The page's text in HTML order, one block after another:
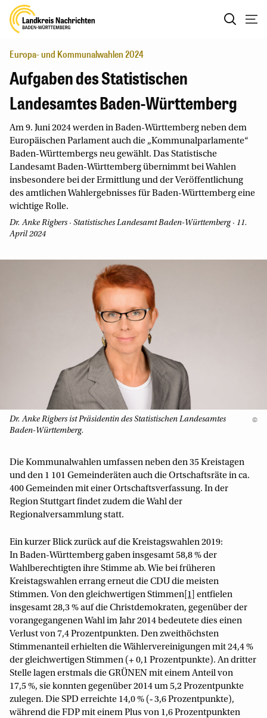
Europa- und Kommunalwahlen 2024
Aufgaben des Statistischen
Landesamtes Baden-Württemberg
Am 9. Juni 2024 werden in Baden-Württemberg neben dem
Europäischen Parlament auch die „Kommunalparlamente“
Baden-Württembergs neu gewählt. Das Statistische
Landesamt Baden-Württemberg übernimmt bei Wahlen
insbesondere bei der Ermittlung und der Veröffentlichung
des amtlichen Wahlergebnisses für Baden-Württemberg eine
wichtige Rolle.
Dr. Anke Rigbers · Statistisches Landesamt Baden-Württemberg · 11.
April 2024
Dr. Anke Rigbers ist Präsidentin des Statistischen Landesamtes
Baden-Württemberg.
©
Die Kommunalwahlen umfassen neben den 35 Kreistagen
und den 1 101 Gemeinderäten auch die Ortschaftsräte in ca.
400 Gemeinden mit einer Ortschaftsverfassung. In der
Region Stuttgart findet zudem die Wahl der
Regionalversammlung statt.
Ein kurzer Blick zurück auf die Kreistagswahlen 2019:
In Baden-Württemberg gaben insgesamt 58,8 % der
Wahlberechtigten ihre Stimme ab. Wie bei früheren
Kreistagswahlen errang erneut die CDU die meisten
Stimmen. Von den gleichwertigen Stimmen [1] entfielen
insgesamt 28,3 % auf die Christdemokraten, gegenüber der
vorangegangenen Wahl im Jahr 2014 bedeutete dies einen
Verlust von 7,4 Prozentpunkten. Den zweithöchsten
Stimmenanteil erhielten die Wählervereinigungen mit 24,4 %
der gleichwertigen Stimmen (+ 0,1 Prozentpunkte). An dritter
Stelle lagen erstmals die GRÜNEN mit einem Anteil von
17,5 %, sie konnten gegenüber 2014 um 5,2 Prozentpunkte
zulegen. Die SPD erreichte 14,0 % (‑ 3,6 Prozentpunkte),
während die FDP mit einem Plus von 1,6 Prozentpunkten